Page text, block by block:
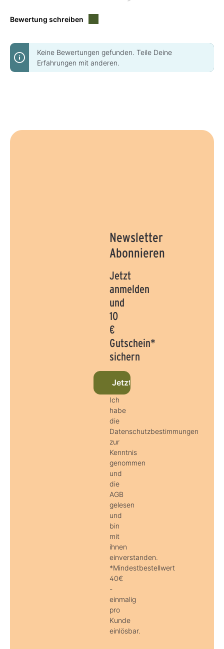
Bewertung schreiben
Keine Bewertungen gefunden. Teile Deine
Erfahrungen mit anderen.
Newsletter
Abonnieren
Jetzt
anmelden
und
10
€
Gutschein*
sichern
Jetzt beim Newsletter
Ich
habe
die
Datenschutzbestimmungen
zur
Kenntnis
genommen
und
die
AGB
gelesen
und
bin
mit
ihnen
einverstanden.
*Mindestbestellwert
40€
-
einmalig
pro
Kunde
einlösbar.